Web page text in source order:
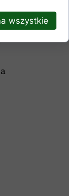
wszystkie